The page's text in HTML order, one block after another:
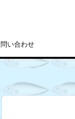
い合わせ